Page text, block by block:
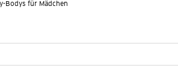
Bodys für Mädchen